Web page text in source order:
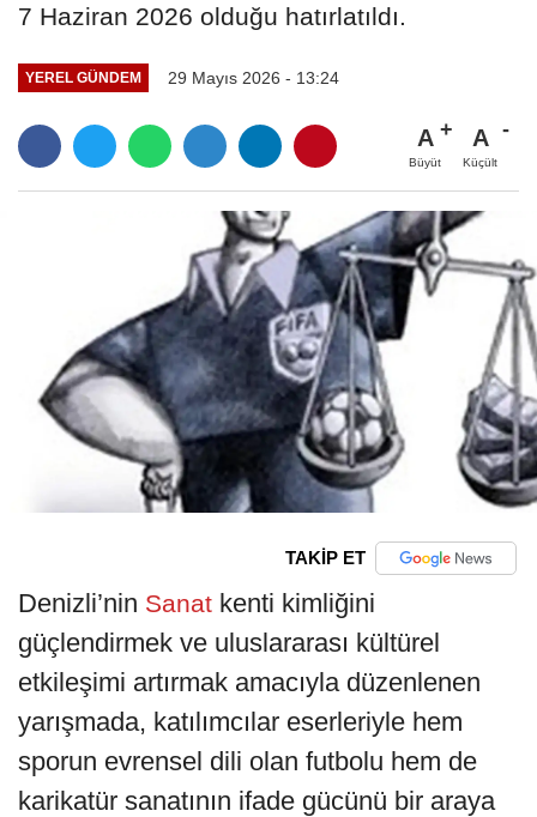
7 Haziran 2026 olduğu hatırlatıldı.
YEREL GÜNDEM 29 Mayıs 2026 - 13:24
A
Büyüt
A
Küçült
TAKİP ET
Denizli’nin Sanat kenti kimliğini
güçlendirmek ve uluslararası kültürel
etkileşimi artırmak amacıyla düzenlenen
yarışmada, katılımcılar eserleriyle hem
sporun evrensel dili olan futbolu hem de
karikatür sanatının ifade gücünü bir araya